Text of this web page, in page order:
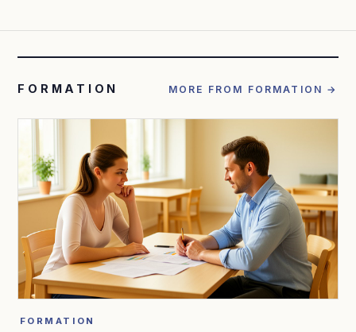
FORMATION MORE FROM FORMATION →
FORMATION